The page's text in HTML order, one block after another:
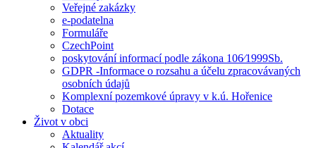
Veřejné zakázky
e-podatelna
Formuláře
CzechPoint
poskytování informací podle zákona 106⁄1999Sb.
GDPR -Informace o rozsahu a účelu zpracovávaných
osobních údajů
Komplexní pozemkové úpravy v k.ú. Hořenice
Dotace
Život v obci
Aktuality